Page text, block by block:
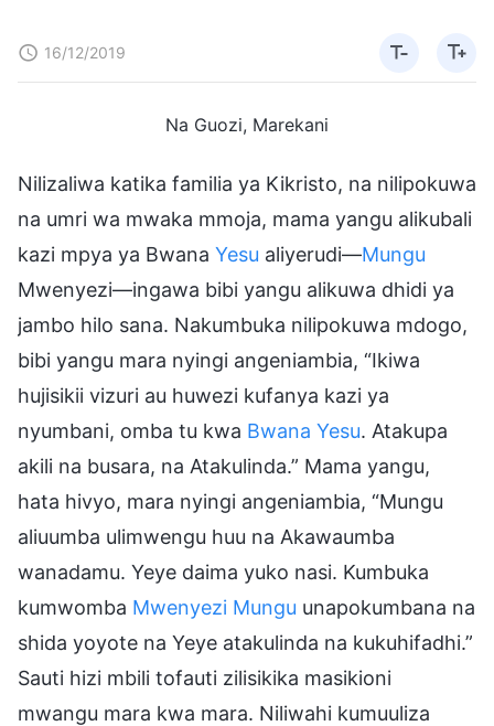
16/12/2019
Na Guozi, Marekani
Nilizaliwa katika familia ya Kikristo, na nilipokuwa
na umri wa mwaka mmoja, mama yangu alikubali
kazi mpya ya Bwana Yesu aliyerudi—Mungu
Mwenyezi—ingawa bibi yangu alikuwa dhidi ya
jambo hilo sana. Nakumbuka nilipokuwa mdogo,
bibi yangu mara nyingi angeniambia, “Ikiwa
hujisikii vizuri au huwezi kufanya kazi ya
nyumbani, omba tu kwa Bwana Yesu. Atakupa
akili na busara, na Atakulinda.” Mama yangu,
hata hivyo, mara nyingi angeniambia, “Mungu
aliuumba ulimwengu huu na Akawaumba
wanadamu. Yeye daima yuko nasi. Kumbuka
kumwomba Mwenyezi Mungu unapokumbana na
shida yoyote na Yeye atakulinda na kukuhifadhi.”
Sauti hizi mbili tofauti zilisikika masikioni
mwangu mara kwa mara. Niliwahi kumuuliza